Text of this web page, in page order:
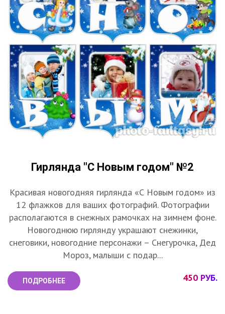
Гирлянда "С Новым годом" №2
Красивая новогодняя гирлянда «С Новым годом» из
12 флажков для ваших фотографий. Фотографии
располагаются в снежных рамочках на зимнем фоне.
Новогоднюю гирлянду украшают снежинки,
снеговики, новогодние персонажи – Снегурочка, Дед
Мороз, малыши с подар...
ПОДРОБНЕЕ 450 РУБ.